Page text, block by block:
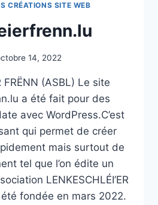
CRÉATIONS SITE WEB
14, 2022
FRËNN (ASBL) Le site
a été fait pour des
avec WordPress.C’est
qui permet de créer
mais surtout de
tel que l’on édite un
LENKESCHLÉI’ER
été fondée en mars 2022.